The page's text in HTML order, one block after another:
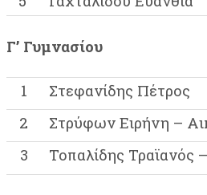
Γ’ Γυμνασίου
1
Στεφανίδης Πέτρος
2
Στρύφων Ειρήνη –
3
Τοπαλίδης Τραϊανός